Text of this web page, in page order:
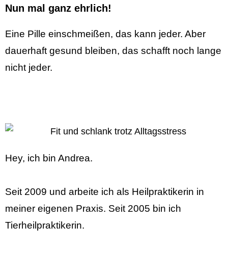
Nun mal ganz ehrlich!
Eine Pille einschmeißen, das kann jeder. Aber
dauerhaft gesund bleiben, das schafft noch lange
nicht jeder.
Hey, ich bin Andrea.
Seit 2009 und arbeite ich als Heilpraktikerin in
meiner eigenen Praxis. Seit 2005 bin ich
Tierheilpraktikerin.